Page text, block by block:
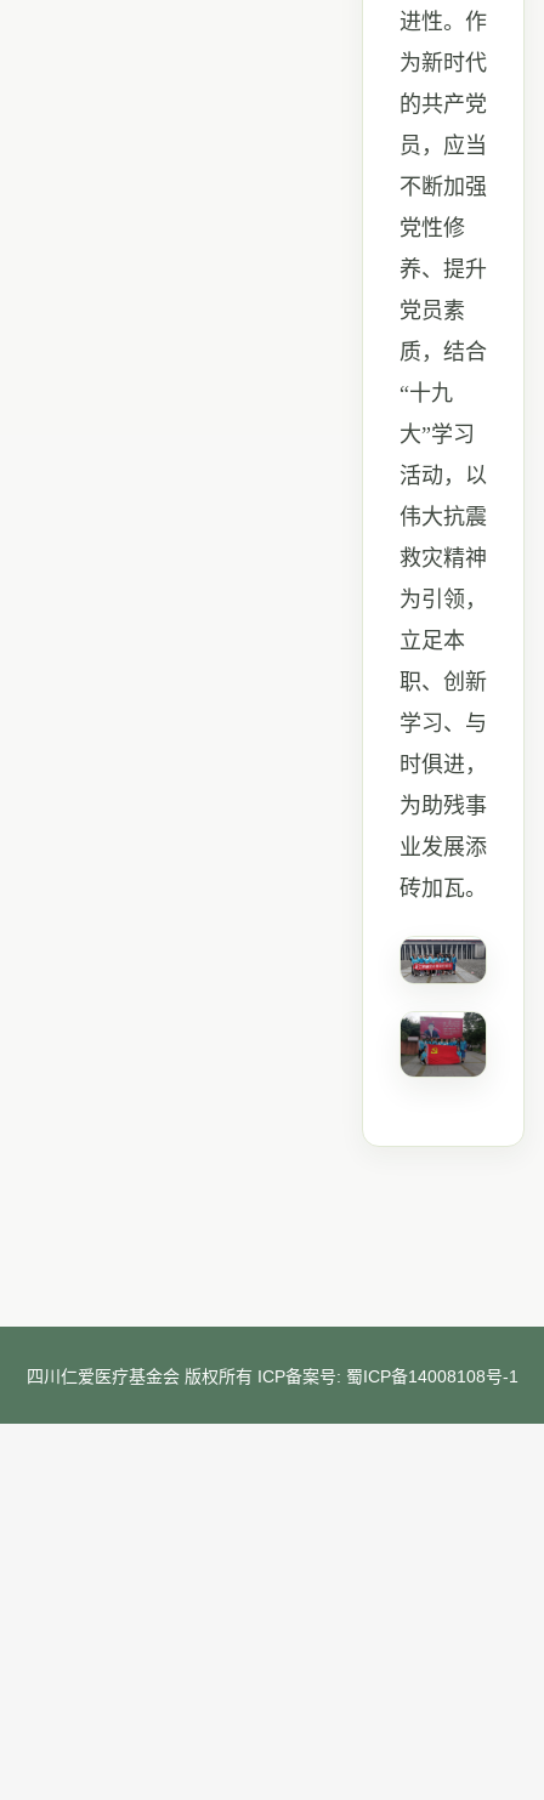
进性。作
为新时代
的共产党
员，应当
不断加强
党性修
养、提升
党员素
质，结合
“十九
大”学习
活动，以
伟大抗震
救灾精神
为引领，
立足本
职、创新
学习、与
时俱进，
为助残事
业发展添
砖加瓦。
四川仁爱医疗基金会 版权所有 ICP备案号: 蜀ICP备14008108号-1